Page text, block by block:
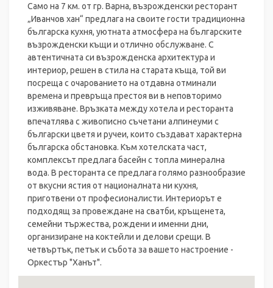
Само на 7 км. от гр. Варна, възрожденски ресторант
„Иванчов хан“ предлага на своите гости традиционна
българска кухня, уютната атмосфера на българските
възрожденски къщи и отлично обслужване. С
автентичната си възрожденска архитектура и
интериор, решен в стила на старата къща, той ви
посреща с очарованието на отдавна отминали
времена и превръща престоя ви в неповторимо
изживяване. Връзката между хотела и ресторанта
впечатлява с живописно съчетани алпинеуми с
български цветя и ручеи, които създават характерна
българска обстановка. Към хотелската част,
комплексът предлага басейн с топла минерална
вода. В ресторанта се предлага голямо разнообразие
от вкусни ястия от националната ни кухня,
приготвени от професионалисти. Интериорът е
подходящ за провеждане на сватби, кръщенета,
семейни тържества, рождени и именни дни,
организиране на коктейли и делови срещи. В
четвъртък, петък и събота за вашето настроение -
Оркестър "Ханът".